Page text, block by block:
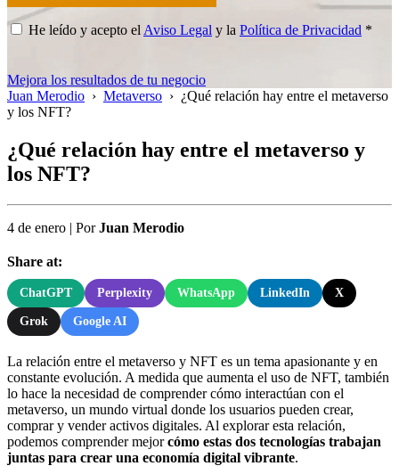
He leído y acepto el Aviso Legal y la Política de Privacidad *
Mejora los resultados de tu negocio
Juan Merodio › Metaverso › ¿Qué relación hay entre el metaverso
y los NFT?
¿Qué relación hay entre el metaverso y
los NFT?
4 de enero | PorJuan Merodio
Share at:
ChatGPT Perplexity WhatsApp LinkedIn X
Grok Google AI
La relación entre el metaverso y NFT es un tema apasionante y en
constante evolución. A medida que aumenta el uso de NFT, también
lo hace la necesidad de comprender cómo interactúan con el
metaverso, un mundo virtual donde los usuarios pueden crear,
comprar y vender activos digitales. Al explorar esta relación,
podemos comprender mejorcómo estas dos tecnologías trabajan
juntas para crear una economía digital vibrante.